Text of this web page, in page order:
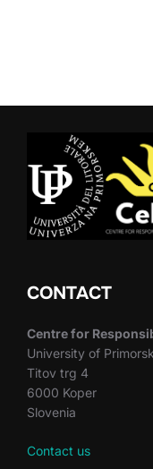
CONTACT
Centre for
University of
Titov trg 4
6000 Koper
Slovenia
Contact us